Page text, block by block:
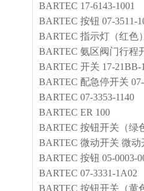
BARTEC 17-6143-1001
BARTEC 按钮 07-3511-
BARTEC 指示灯（红色
BARTEC 氨区阀门行程
BARTEC 开关 17-21BB-
BARTEC 配急停开关
BARTEC 07-3353-1140
BARTEC ER 100
BARTEC 按钮开关（绿
BARTEC 微动开关 微动
BARTEC 按钮 05-0003-
BARTEC 07-3331-1A02
BARTEC 按钮开关（黄